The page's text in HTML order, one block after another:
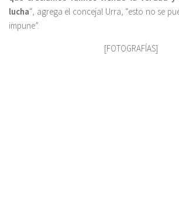
lucha“, agrega el concejal Urra, “esto no se
impune”.
[FOTOGRAFÍAS]